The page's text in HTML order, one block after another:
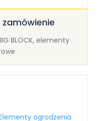
BLOCK, elementy